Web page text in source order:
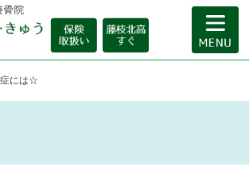
には☆